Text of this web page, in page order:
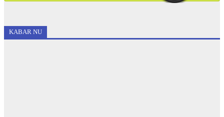
KABAR NU